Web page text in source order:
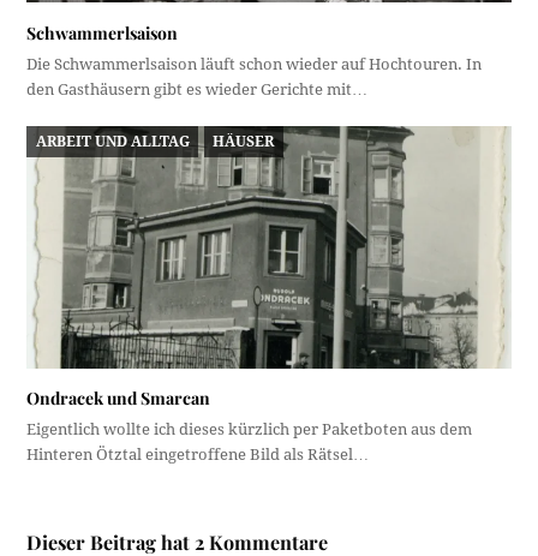
Schwammerlsaison
Die Schwammerlsaison läuft schon wieder auf Hochtouren. In
den Gasthäusern gibt es wieder Gerichte mit…
ARBEIT UND ALLTAG HÄUSER
Ondracek und Smarcan
Eigentlich wollte ich dieses kürzlich per Paketboten aus dem
Hinteren Ötztal eingetroffene Bild als Rätsel…
Dieser Beitrag hat 2 Kommentare